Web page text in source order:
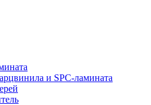
и SPC-ламината